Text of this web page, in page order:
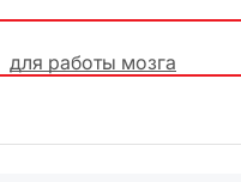
для работы мозга